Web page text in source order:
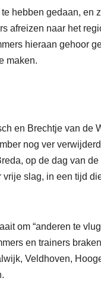
hebben gedaan, en
afreizen naar het
hieraan gehoor
maken.
en Brechtje van de
nog ver
op de dag van
slag, in een tijd
om “anderen te
en trainers
Veldhoven,